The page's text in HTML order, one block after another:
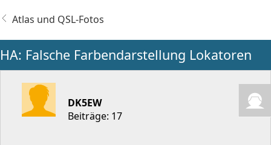
Atlas und QSL-Fotos
HA: Falsche Farbendarstellung Lokatoren
DK5EW
Beiträge: 17